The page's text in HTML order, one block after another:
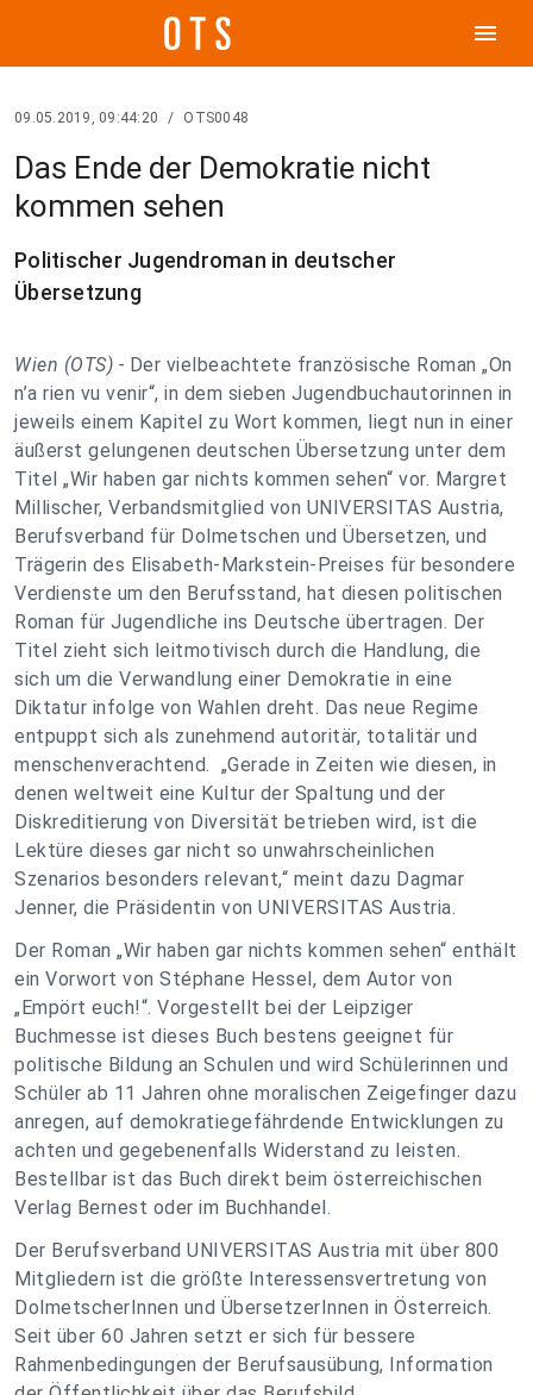
menu
09.05.2019, 09:44:20 / OTS0048
Das Ende der Demokratie nicht
kommen sehen
Politischer Jugendroman in deutscher
Übersetzung
Wien (OTS) - Der vielbeachtete französische Roman „On
n’a rien vu venir“, in dem sieben Jugendbuchautorinnen in
jeweils einem Kapitel zu Wort kommen, liegt nun in einer
äußerst gelungenen deutschen Übersetzung unter dem
Titel „Wir haben gar nichts kommen sehen“ vor. Margret
Millischer, Verbandsmitglied von UNIVERSITAS Austria,
Berufsverband für Dolmetschen und Übersetzen, und
Trägerin des Elisabeth-Markstein-Preises für besondere
Verdienste um den Berufsstand, hat diesen politischen
Roman für Jugendliche ins Deutsche übertragen. Der
Titel zieht sich leitmotivisch durch die Handlung, die
sich um die Verwandlung einer Demokratie in eine
Diktatur infolge von Wahlen dreht. Das neue Regime
entpuppt sich als zunehmend autoritär, totalitär und
menschenverachtend. „Gerade in Zeiten wie diesen, in
denen weltweit eine Kultur der Spaltung und der
Diskreditierung von Diversität betrieben wird, ist die
Lektüre dieses gar nicht so unwahrscheinlichen
Szenarios besonders relevant,“ meint dazu Dagmar
Jenner, die Präsidentin von UNIVERSITAS Austria.
Der Roman „Wir haben gar nichts kommen sehen“ enthält
ein Vorwort von Stéphane Hessel, dem Autor von
„Empört euch!“. Vorgestellt bei der Leipziger
Buchmesse ist dieses Buch bestens geeignet für
politische Bildung an Schulen und wird Schülerinnen und
Schüler ab 11 Jahren ohne moralischen Zeigefinger dazu
anregen, auf demokratiegefährdende Entwicklungen zu
achten und gegebenenfalls Widerstand zu leisten.
Bestellbar ist das Buch direkt beim österreichischen
Verlag Bernest oder im Buchhandel.
Der Berufsverband UNIVERSITAS Austria mit über 800
Mitgliedern ist die größte Interessensvertretung von
DolmetscherInnen und ÜbersetzerInnen in Österreich.
Seit über 60 Jahren setzt er sich für bessere
Rahmenbedingungen der Berufsausübung, Information